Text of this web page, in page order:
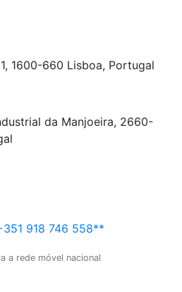
1600-660 Lisboa, Portugal
da Manjoeira, 2660-
918 746 558**
a rede móvel nacional